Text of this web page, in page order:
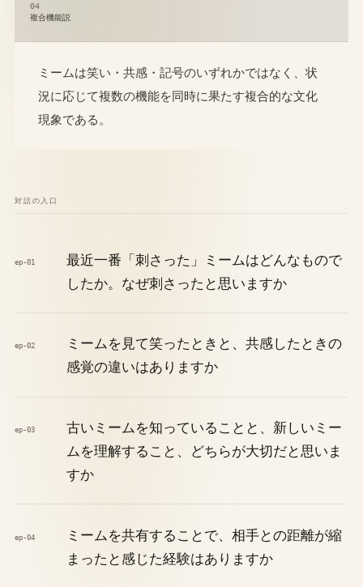
04
複合機能説
ミームは笑い・共感・記号のいずれかではなく、状
況に応じて複数の機能を同時に果たす複合的な文化
現象である。
対話の入口
ep-01
最近一番「刺さった」ミームはどんなもので
したか。なぜ刺さったと思いますか
ep-02
ミームを見て笑ったときと、共感したときの
感覚の違いはありますか
ep-03
古いミームを知っていることと、新しいミー
ムを理解すること、どちらが大切だと思いま
すか
ep-04
ミームを共有することで、相手との距離が縮
まったと感じた経験はありますか